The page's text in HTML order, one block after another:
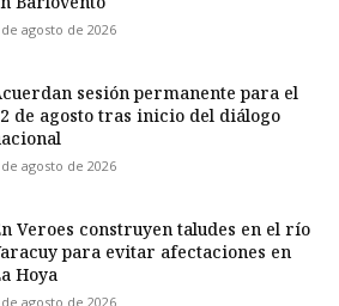
agosto de 2026
sesión permanente para el
de agosto tras inicio del diálogo
de agosto de 2026
Veroes construyen taludes en el río
para evitar afectaciones en
Hoya
de agosto de 2026